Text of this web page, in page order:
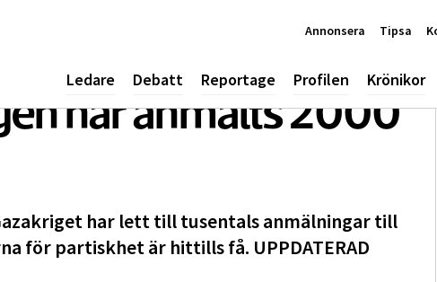
Ledare Debatt Reportage Profilen Krönikor
Annonsera Tipsa
har anmälts 2000
har lett till tusentals anmälningar till
för partiskhet är hittills få. UPPDATERAD